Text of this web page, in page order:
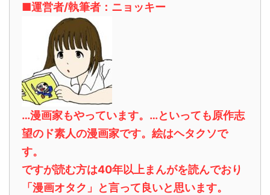
■運営者/執筆者：ニョッキー
…漫画家もやっています。…といっても原作志
望のド素人の漫画家です。絵はヘタクソで
す。
ですが読む方は40年以上まんがを読んでおり
「漫画オタク」と言って良いと思います。